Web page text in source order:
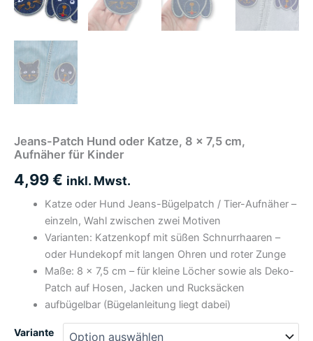
Jeans-Patch Hund oder Katze, 8 x 7,5 cm,
Aufnäher für Kinder
4,99€ inkl. Mwst.
Katze oder Hund Jeans-Bügelpatch / Tier-Aufnäher –
einzeln, Wahl zwischen zwei Motiven
Varianten: Katzenkopf mit süßen Schnurrhaaren –
oder Hundekopf mit langen Ohren und roter Zunge
Maße: 8 × 7,5 cm – für kleine Löcher sowie als Deko-
Patch auf Hosen, Jacken und Rucksäcken
aufbügelbar (Bügelanleitung liegt dabei)
Variante